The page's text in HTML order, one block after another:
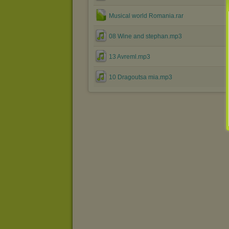
Musical world Romania.rar
08 Wine and stephan.mp3
13 Avreml.mp3
10 Dragoutsa mia.mp3